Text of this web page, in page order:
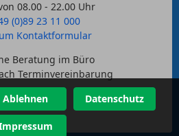
08.00 - 22.00 Uhr
(0)89 23 11 000
Kontaktformular
Beratung im Büro
Terminvereinbarung
Ablehnen Datenschutz